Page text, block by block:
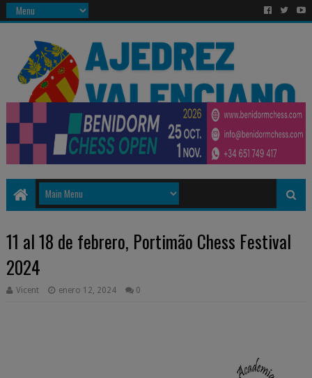
11 al 18 de febrero, Portimão Chess Festival
2024
Vicent enero 12, 2024 0